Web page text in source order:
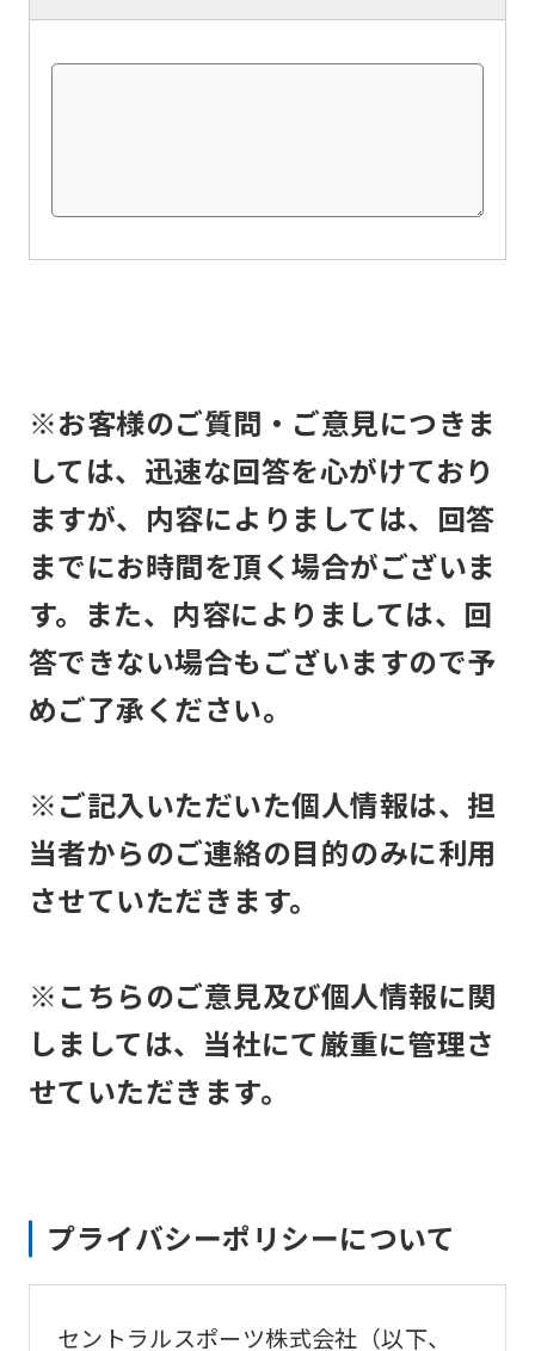
※お客様のご質問・ご意見につきま
しては、迅速な回答を心がけており
ますが、内容によりましては、回答
までにお時間を頂く場合がございま
す。また、内容によりましては、回
答できない場合もございますので予
めご了承ください。
※ご記入いただいた個人情報は、担
当者からのご連絡の目的のみに利用
させていただきます。
※こちらのご意見及び個人情報に関
しましては、当社にて厳重に管理さ
せていただきます。
プライバシーポリシーについて
セントラルスポーツ株式会社（以下、